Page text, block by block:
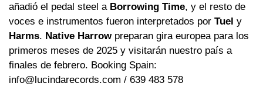
añadió el pedal steel a Borrowing Time, y el resto de
voces e instrumentos fueron interpretados por Tuel y
Harms. Native Harrowpreparan gira europea para los
primeros meses de 2025 y visitarán nuestro país a
finales de febrero. Booking Spain:
info@lucindarecords.com / 639 483 578